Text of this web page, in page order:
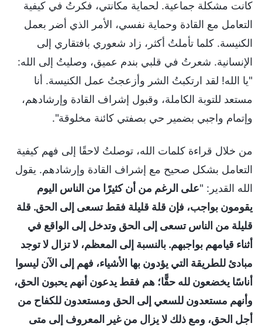
كانت مشكلة جماعية. لحماية مكانتي، فكرتُ في كيفية
التعامل مع القادة وحماية نفسي، الأمر الذي أضر بعمل
الكنيسة. كلما تأملتُ أكثر، زاد شعوري بافتقاري إلى
الإنسانية. شعرتُ في قلبي بندم عميق، وصليتُ إلى الله:
"يا الله! لقد ارتكبتُ الشر وأزعجتُ عمل الكنيسة. أنا
مستعد للتوبة الكاملة، وقبول إشراف القادة وإرشادهم،
وإتمام واجبي بضمير حي بصفتي كائنة مخلوقة".
من خلال قراءة كلمات الله، توصلتُ لاحقًا إلى فهم كيفية
التعامل بشكل صحيح مع إشراف القادة وإرشادهم. يقول
الله القدير: "على الرغم من أن كثيرًا من الناس اليوم
يقومون بواجب، فإن قلة قليلة فقط تسعى إلى الحق. قلة
قليلة من الناس تسعى إلى الحق وتدخل إلى الواقع في
أثناء قيامهم بواجبهم. بالنسبة إلى المعظم، لا تزال لا توجد
مبادئ للطريقة التي يؤدون بها الأشياء، فهم إلى الآن ليسوا
أناسًا يخضعون لله حقًّا؛ هم فقط يدعون أنهم يحبون الحق،
وأنهم مستعدون للسعي إلى الحق ومستعدون للكفاح من
أجل الحق، ومع ذلك لا يزال من غير المعروف إلى متى